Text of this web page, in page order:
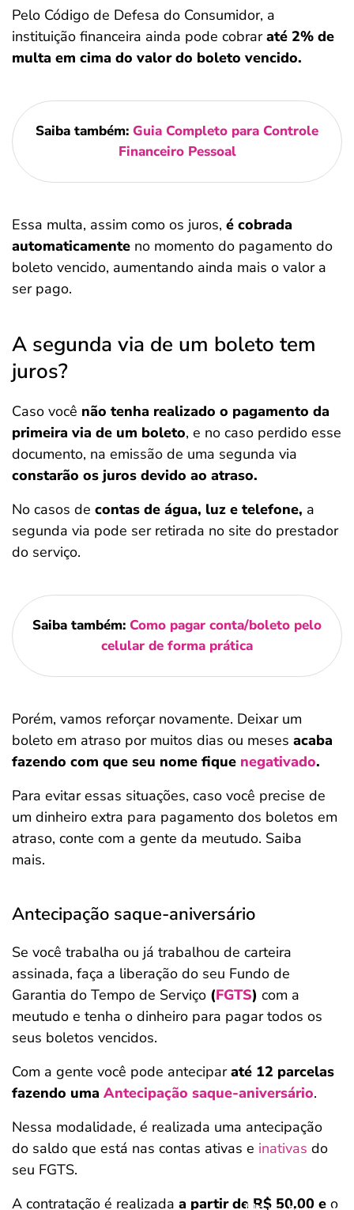
Pelo Código de Defesa do Consumidor, a
instituição financeira ainda pode cobraraté 2% de
multa em cima do valor do boleto vencido.
Saiba também: Guia Completo para Controle
Financeiro Pessoal
Essa multa, assim como os juros, é cobrada
automaticamente no momento do pagamento do
boleto vencido, aumentando ainda mais o valor a
ser pago.
A segunda via de um boleto tem
juros?
Caso você não tenha realizado o pagamento da
primeira via de um boleto, e no caso perdido esse
documento, na emissão de uma segunda via
constarão os juros devido ao atraso.
No casos de contas de água, luz e telefone, a
segunda via pode ser retirada no site do prestador
do serviço.
Saiba também: Como pagar conta/boleto pelo
celular de forma prática
Porém, vamos reforçar novamente. Deixar um
boleto em atraso por muitos dias ou meses acaba
fazendo com que seu nome fique negativado.
Para evitar essas situações, caso você precise de
um dinheiro extra para pagamento dos boletos em
atraso, conte com a gente da meutudo. Saiba
mais.
Antecipação saque-aniversário
Se você trabalha ou já trabalhou de carteira
assinada, faça a liberação do seu Fundo de
Garantia do Tempo de Serviço (FGTS) com a
meutudo e tenha o dinheiro para pagar todos os
seus boletos vencidos.
Com a gente você pode anteciparaté 12 parcelas
fazendo uma Antecipação saque-aniversário.
Nessa modalidade, é realizada uma antecipação
do saldo que está nas contas ativas e inativas do
seu FGTS.
A contratação é realizada a partir de R$ 50,00 e o